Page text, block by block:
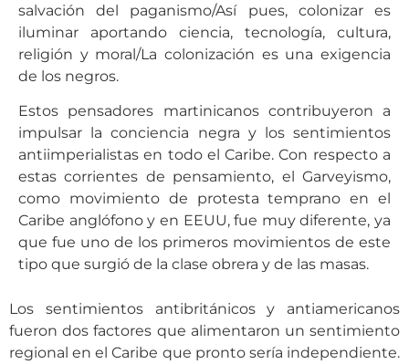
salvación del paganismo/Así pues, colonizar es
iluminar aportando ciencia, tecnología, cultura,
religión y moral/La colonización es una exigencia
de los negros.
Estos pensadores martinicanos contribuyeron a
impulsar la conciencia negra y los sentimientos
antiimperialistas en todo el Caribe. Con respecto a
estas corrientes de pensamiento, el Garveyismo,
como movimiento de protesta temprano en el
Caribe anglófono y en EEUU, fue muy diferente, ya
que fue uno de los primeros movimientos de este
tipo que surgió de la clase obrera y de las masas.
Los sentimientos antibritánicos y antiamericanos
fueron dos factores que alimentaron un sentimiento
regional en el Caribe que pronto sería independiente.